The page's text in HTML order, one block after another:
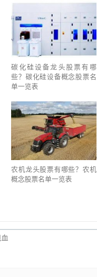
碳化硅设备龙头股票有哪
些？碳化硅设备概念股票名
单一览表
农机龙头股票有哪些？农机
概念股票名单一览表